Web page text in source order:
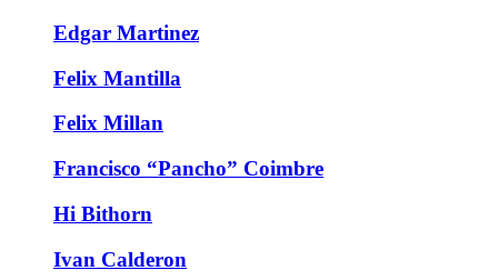
Edgar Martinez
Felix Mantilla
Felix Millan
Francisco “Pancho” Coimbre
Hi Bithorn
Ivan Calderon